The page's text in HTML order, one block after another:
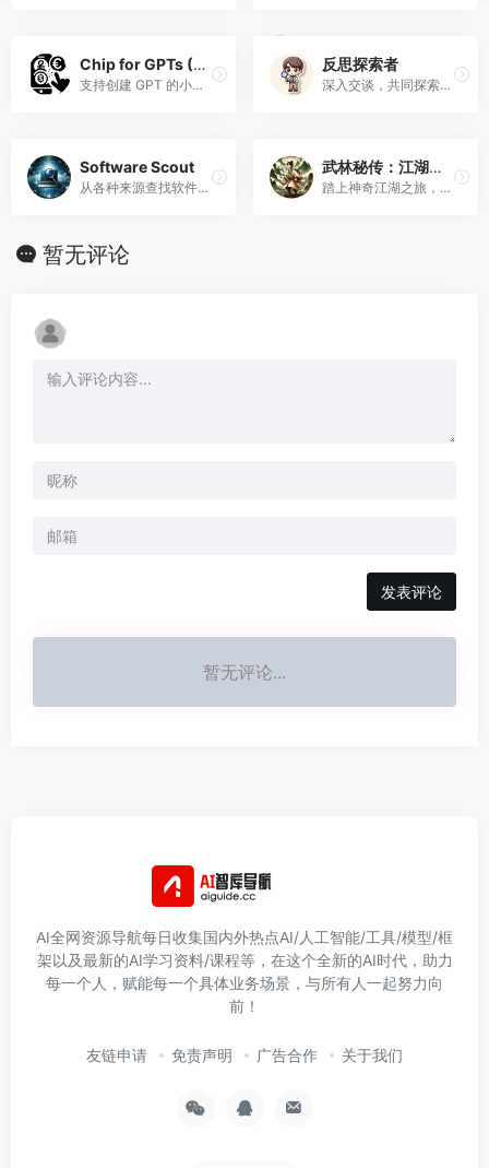
Chip for GPTs (English)
支持创建 GPT 的小费（tips）链接。
反思探索者
深入交谈，共同探索想法和经验。
Software Scout
从各种来源查找软件，包括不太安全的软件
武林秘传：江湖探险 Secrets of Martial Arts
踏上神奇江湖之旅，寻找传说中的武林典籍《道心种魔大法》踏上神奇的江湖之旅，寻找传说中的武林典籍。
暂无评论
发表评论
暂无评论...
AI全网资源导航每日收集国内外热点AI/人工智能/工具/模型/框
架以及最新的AI学习资料/课程等，在这个全新的AI时代，助力
每一个人，赋能每一个具体业务场景，与所有人一起努力向
前！
友链申请 免责声明 广告合作 关于我们